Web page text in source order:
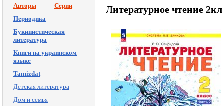
Авторы
Серии
Периодика
Букинистическая
литература
Книги на украинском
языке
Tamizdat
Детская литература
Дом и семья
Литературное чтение